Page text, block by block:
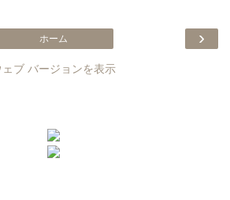
›
ホーム
ェブ バージョンを表示